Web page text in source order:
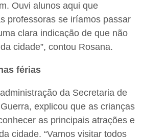
Ouvi alunos aqui que
professoras se iríamos passar
clara indicação de que não
cidade”, contou Rosana.
férias
da Secretaria de
explicou que as crianças
as principais atrações e
cidade. “Vamos visitar todos